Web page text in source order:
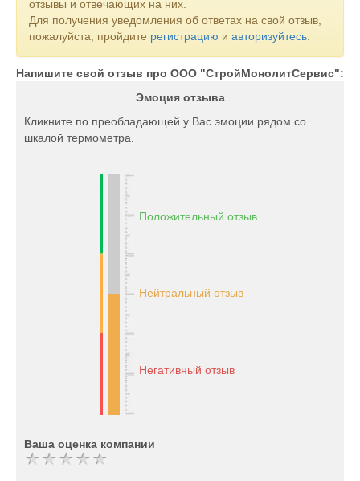
отзывы и отвечающих на них.
Для получения уведомления об ответах на свой отзыв,
пожалуйста, пройдите регистрацию и авторизуйтесь
Напишите свой отзыв про ООО "СтройМонолитСервис":
Эмоция отзыва
Кликните по преобладающей у Вас эмоции рядом со
шкалой термометра.
Положительный отзыв
Нейтральный отзыв
Негативный отзыв
Ваша оценка компании